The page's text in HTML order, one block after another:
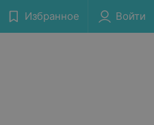
Избранное Войти